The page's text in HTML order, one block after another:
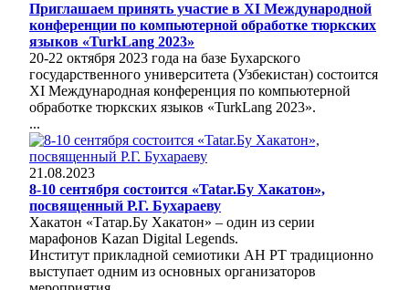
Приглашаем принять участие в ХI Международной
конференции по компьютерной обработке тюркских
языков «TurkLang 2023»
20-22 октября 2023 года на базе Бухарского
государственного университета (Узбекистан) состоится
ХI Международная конференция по компьютерной
обработке тюркских языков «TurkLang 2023».
...
21.08.2023
8-10 сентября состоится «Tatar.Бу Хакатон»,
посвященный Р.Г. Бухараеву
Хакатон «Татар.Бу Хакатон» – один из серии
марафонов Kazan Digital Legends.
Институт прикладной семиотики АН РТ традиционно
выступает одним из основных организаторов